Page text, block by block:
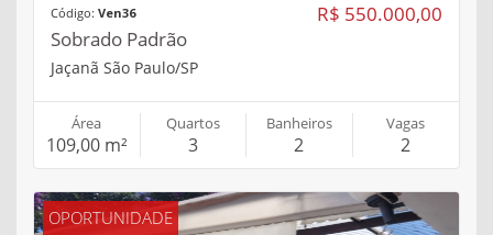
R$ 550.000,00
Código: Ven36
Sobrado Padrão
Jaçanã São Paulo/SP
Área
109,00 m²
Quartos
3
Banheiros
2
Vagas
2
OPORTUNIDADE